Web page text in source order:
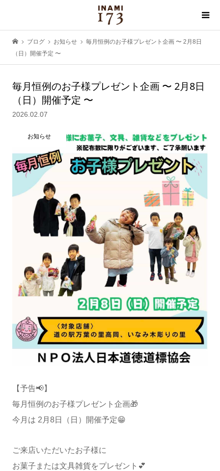
ブログ お知らせ
毎月恒例のお子様プレゼント企画 〜 2月8日
（日）開催予定 〜
毎月恒例のお子様プレゼント企画 〜 2月8日
（日）開催予定 〜
2026.02.07
お知らせ
【予告📢】
毎月恒例のお子様プレゼント企画🎁
今月は 2月8日（日）開催予定😁
ご来店いただいたお子様に
お菓子または文具雑貨をプレゼント💕